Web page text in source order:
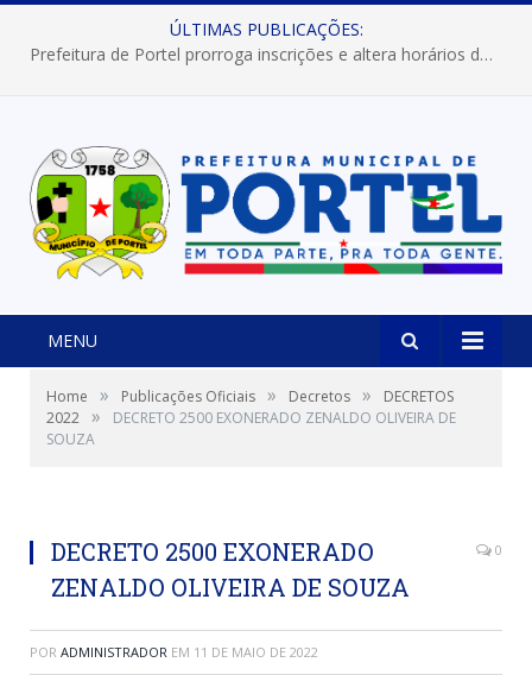
ÚLTIMAS PUBLICAÇÕES:
Prefeitura de Portel prorroga inscrições e altera horários dos concursos “Musa” e “Miss Mix Verão 2026”
MENU
Home » Publicações Oficiais » Decretos »
DECRETOS
2022 »
DECRETO 2500 EXONERADO ZENALDO OLIVEIRA DE
SOUZA
DECRETO 2500 EXONERADO
ZENALDO OLIVEIRA DE SOUZA
0
POR ADMINISTRADOR EM 11 DE MAIO DE 2022